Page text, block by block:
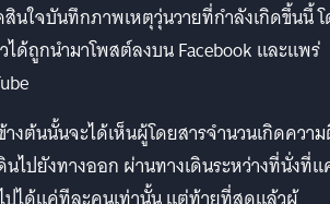
นใจบันทึกภาพเหตุวุ่นวายที่กำลังเกิดขึ้นนึ้
ด้ถูกนำมาโพสต์ลงบน Facebook และแพร่
งต้นนั้นจะได้เห็นผู้โดยสารจำนวนเกิดควา
นไปยังทางออก ผ่านทางเดินระหว่างที่นั่งที่